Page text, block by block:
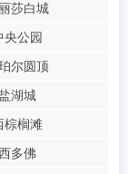
莎白城
央公园
尔圆顶
湖城
棕榈滩
多佛